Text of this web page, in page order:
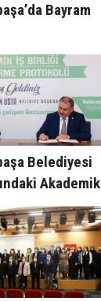
Bayram
Belediyesi
Akademik